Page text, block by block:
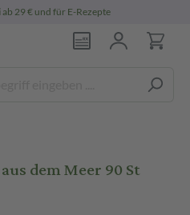
ab 29 € und für E-Rezepte
dem Meer 90 St